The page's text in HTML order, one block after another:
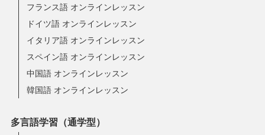
フランス語 オンラインレッスン
ドイツ語 オンラインレッスン
イタリア語 オンラインレッスン
スペイン語 オンラインレッスン
中国語 オンラインレッスン
韓国語 オンラインレッスン
多言語学習（通学型）